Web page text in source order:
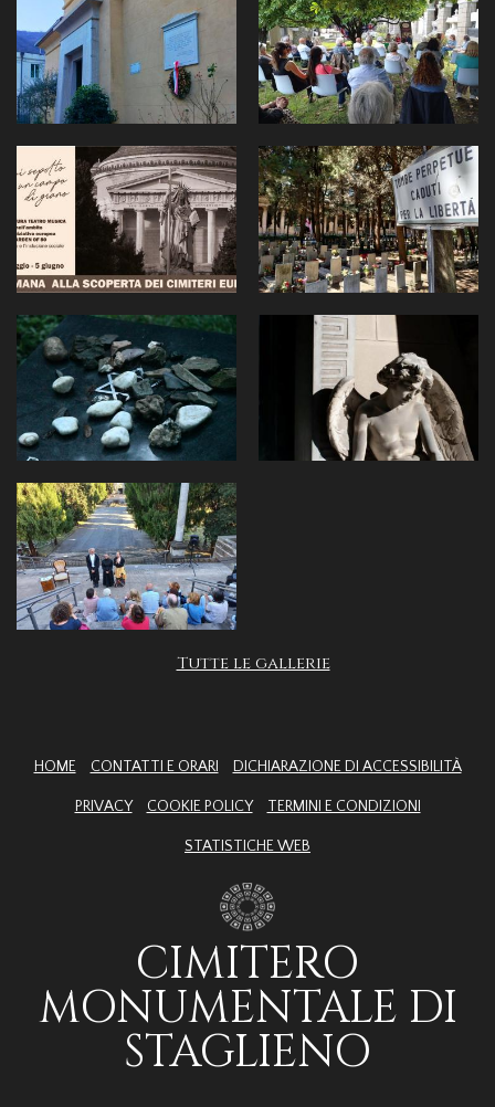
Tutte le gallerie
HOME CONTATTI E ORARI DICHIARAZIONE DI ACCESSIBILITÀ
PRIVACY COOKIE POLICY TERMINI E CONDIZIONI
STATISTICHE WEB
CIMITERO
MONUMENTALE DI
STAGLIENO